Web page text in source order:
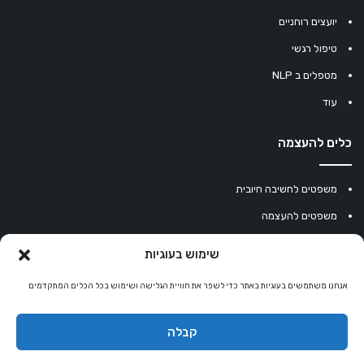
שימוש בעוגיות
אנחנו משתמשים בעוגיות באתר כדי לשפר את חוויית הגלישה ושימוש בכל הכלים המתקדמים
קבלה
יועצים רוחניים
טיפול רגשי
מטפלים ב NLP
עוד
כלים להעצמה
משפטים לחשיבה חיובית
משפטים להעצמה